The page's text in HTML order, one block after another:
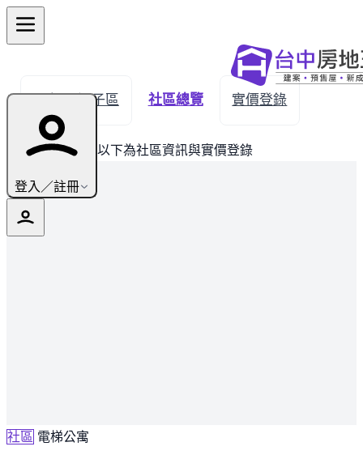
登入／註冊
← 返回潭子區 社區總覽 實價登錄
此建案已完銷，以下為社區資訊與實價登錄
社區 電梯公寓